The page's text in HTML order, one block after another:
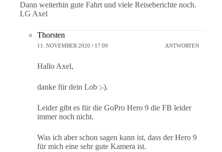
Dann weiterhin gute Fahrt und viele Reiseberichte noch.
LG Axel
Thorsten
11. NOVEMBER 2020 / 17:09 ANTWORTEN
Hallo Axel,
danke für dein Lob :-).
Leider gibt es für die GoPro Hero 9 die FB leider
immer noch nicht.
Was ich aber schon sagen kann ist, dass der Hero 9
für mich eine sehr gute Kamera ist.